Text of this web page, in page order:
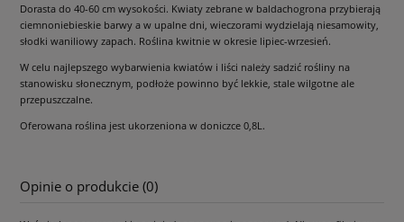
Dorasta do 40-60 cm wysokości. Kwiaty zebrane w baldachogrona przybierają
ciemnoniebieskie barwy a w upalne dni, wieczorami wydzielają niesamowity,
słodki waniliowy zapach. Roślina kwitnie w okresie lipiec-wrzesień.
W celu najlepszego wybarwienia kwiatów i liści należy sadzić rośliny na
stanowisku słonecznym, podłoże powinno być lekkie, stale wilgotne ale
przepuszczalne.
Oferowana roślina jest ukorzeniona w doniczce 0,8L.
Opinie o produkcie (0)